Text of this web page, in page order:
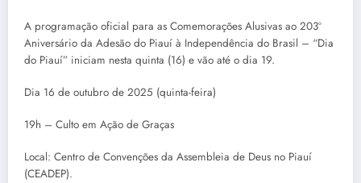
A programação oficial para as Comemorações Alusivas ao 203º
Aniversário da Adesão do Piauí à Independência do Brasil – “Dia
do Piauí” iniciam nesta quinta (16) e vão até o dia 19.
Dia 16 de outubro de 2025 (quinta-feira)
19h – Culto em Ação de Graças
Local: Centro de Convenções da Assembleia de Deus no Piauí
(CEADEP).